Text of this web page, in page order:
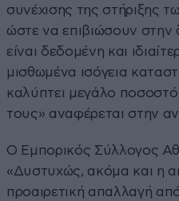
συνέχισης της στήριξης
ώστε να επιβιώσουν στην
είναι δεδομένη και
μισθωμένα ισόγεια
καλύπτει μεγάλο
τους» αναφέρεται στην
Ο Εμπορικός Σύλλογος
«Δυστυχώς, ακόμα και η
προαιρετική απαλλαγή